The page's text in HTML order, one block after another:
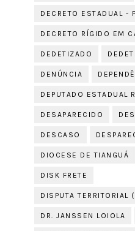
DECRETO ESTADUAL -
DECRETO RÍGIDO EM
DEDETIZADO
DENÚNCIA
DEPUTADO ESTADUAL
DESAPARECIDO
DESCASO
DIOCESE DE TIANGUÁ
DISK FRETE
DISPUTA TERRITORIAL
DR. JANSSEN LOIOLA